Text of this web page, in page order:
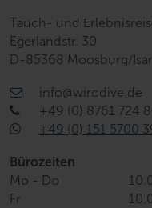
Tauch- und
Egerlandstr. 30
D-85368 Moosburg/Isar
info@wirodive.de
+49 (0) 8761 724
+49 (0) 151 5700
Bürozeiten
Mo - Do
Fr